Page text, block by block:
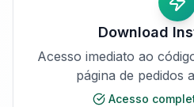
Download
Acesso imediato ao
página de pedidos
Acesso